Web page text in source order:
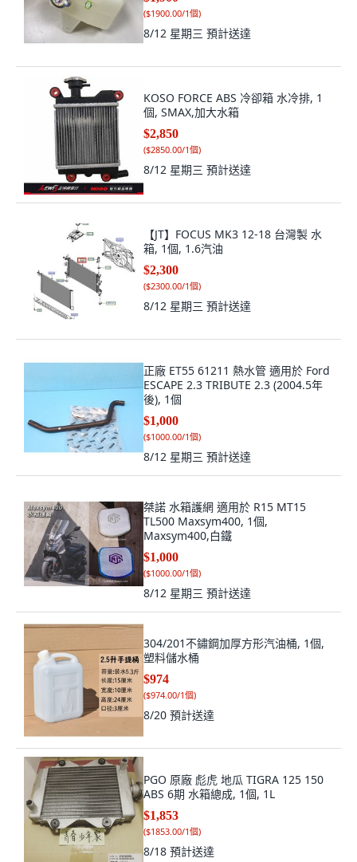
($1900.00/1個)
8/12 星期三 預計送達
KOSO FORCE ABS 冷卻箱 水冷排, 1
個, SMAX,加大水箱
$2,850
($2850.00/1個)
8/12 星期三 預計送達
【JT】FOCUS MK3 12-18 台灣製 水
箱, 1個, 1.6汽油
$2,300
($2300.00/1個)
8/12 星期三 預計送達
正廠 ET55 61211 熱水管 適用於 Ford
ESCAPE 2.3 TRIBUTE 2.3 (2004.5年
後), 1個
$1,000
($1000.00/1個)
8/12 星期三 預計送達
桀諾 水箱護網 適用於 R15 MT15
TL500 Maxsym400, 1個,
Maxsym400,白鐵
$1,000
($1000.00/1個)
8/12 星期三 預計送達
304/201不鏽鋼加厚方形汽油桶, 1個,
塑料儲水桶
$974
($974.00/1個)
8/20 預計送達
PGO 原廠 彪虎 地瓜 TIGRA 125 150
ABS 6期 水箱總成, 1個, 1L
$1,853
($1853.00/1個)
8/18 預計送達